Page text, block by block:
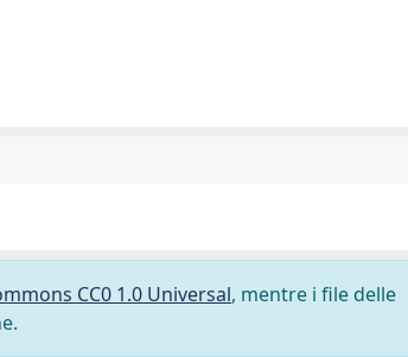
CC0 1.0 Universal, mentre i file delle